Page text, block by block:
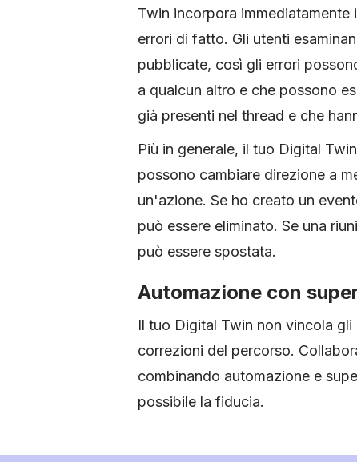
Twin incorpora
errori di fatto. Gli utenti
pubblicate, così gli errori
a qualcun altro e che possono
già presenti nel thread e che
Più in generale, il tuo Digital
possono cambiare direzione a
un'azione. Se ho creato un
può essere eliminato. Se una
può essere spostata.
Automazione con
Il tuo Digital Twin non vincola
correzioni del percorso.
combinando automazione e
possibile la fiducia.